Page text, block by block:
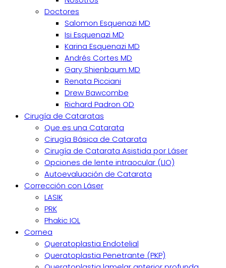
Doctores
Salomon Esquenazi MD
Isi Esquenazi MD
Karina Esquenazi MD
Andrés Cortes MD
Gary Shienbaum MD
Renata Picciani
Drew Bawcombe
Richard Padron OD
Cirugía de Cataratas
Que es una Catarata
Cirugía Básica de Catarata
Cirugía de Catarata Asistida por Láser
Opciones de lente intraocular (LIO)
Autoevaluación de Catarata
Corrección con Láser
LASIK
PRK
Phakic IOL
Cornea
Queratoplastia Endotelial
Queratoplastia Penetrante (PKP)